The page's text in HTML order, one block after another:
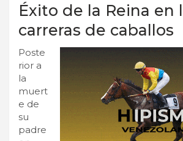
Éxito de la Reina en
carreras de caballos
Poste
rior a
la
muert
e de
su
padre